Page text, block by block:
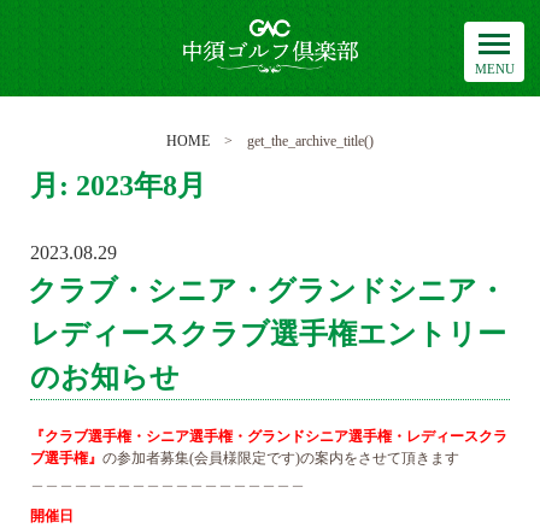
中須ゴルフ倶楽部
HOME > get_the_archive_title()
月: 2023年8月
POSTED
2023.08.29
クラブ・シニア・グランドシニア・
レディースクラブ選手権エントリー
のお知らせ
『クラブ選手権・シニア選手権・グランドシニア選手権・レディースクラ
ブ選手権』 の参加者募集(会員様限定です)の案内をさせて頂きます
開催日